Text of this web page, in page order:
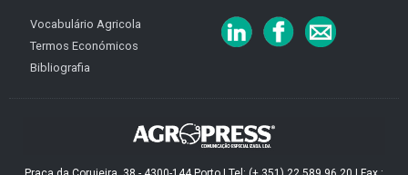
Vocabulário Agricola
Termos Económicos
Bibliografia